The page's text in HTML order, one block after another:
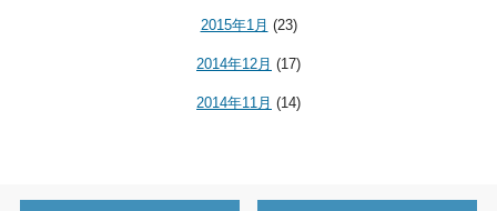
2015年1月 (23)
2014年12月 (17)
2014年11月 (14)